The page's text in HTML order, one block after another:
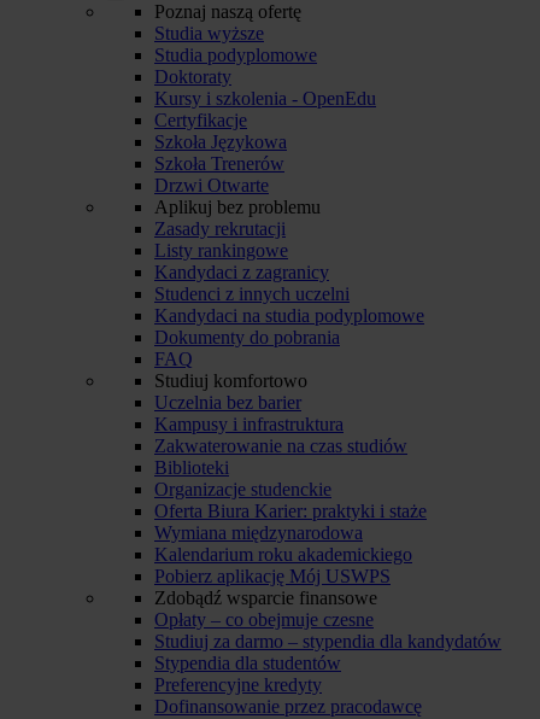
Poznaj naszą ofertę
Studia wyższe
Studia podyplomowe
Doktoraty
Kursy i szkolenia - OpenEdu
Certyfikacje
Szkoła Językowa
Szkoła Trenerów
Drzwi Otwarte
Aplikuj bez problemu
Zasady rekrutacji
Listy rankingowe
Kandydaci z zagranicy
Studenci z innych uczelni
Kandydaci na studia podyplomowe
Dokumenty do pobrania
FAQ
Studiuj komfortowo
Uczelnia bez barier
Kampusy i infrastruktura
Zakwaterowanie na czas studiów
Biblioteki
Organizacje studenckie
Oferta Biura Karier: praktyki i staże
Wymiana międzynarodowa
Kalendarium roku akademickiego
Pobierz aplikację Mój USWPS
Zdobądź wsparcie finansowe
Opłaty – co obejmuje czesne
Studiuj za darmo – stypendia dla kandydatów
Stypendia dla studentów
Preferencyjne kredyty
Dofinansowanie przez pracodawcę